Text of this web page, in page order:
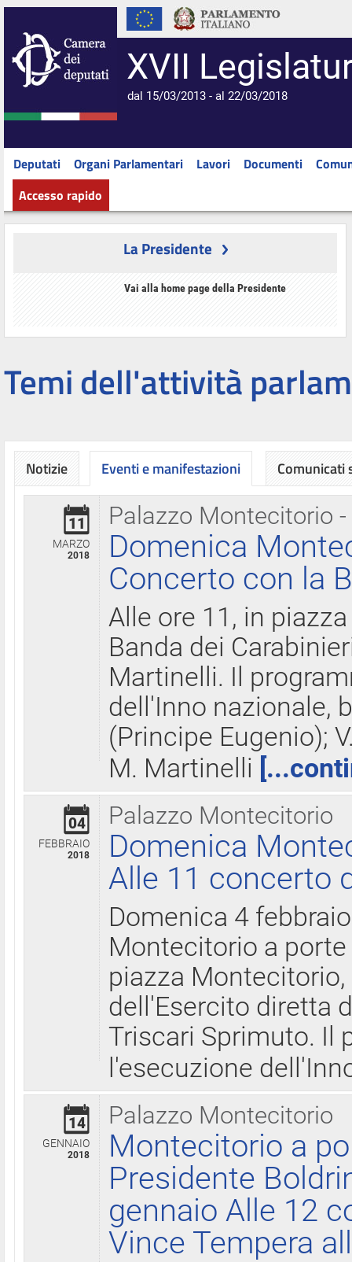
XVII
dal 15/03/2013 - al 22/03/2018
Deputati Organi Parlamentari Lavori Documenti
Accesso rapido
La Presidente
Vai alla home page della Presidente
Temi dell'attività
Notizie Eventi e manifestazioni
Palazzo Montecitorio
11
MARZO
2018
Domenica
Concerto con la
Alle ore 11, in
Banda dei
Martinelli. Il
dell'Inno nazionale,
(Principe Eugenio);
M. Martinelli
Palazzo Montecitorio
04
FEBBRAIO
2018
Domenica
Alle 11 concerto
Domenica 4
Montecitorio a
piazza
dell'Esercito diretta
Triscari Sprimuto. Il
l'esecuzione
Palazzo Montecitorio
14
GENNAIO
2018
Montecitorio a
Presidente
gennaio Alle 12
Vince Tempera
Comunicati